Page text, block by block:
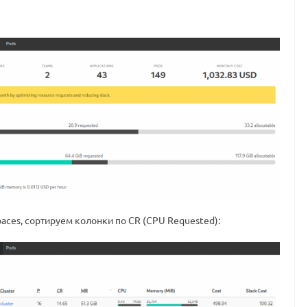
сортируем колонки по CR (CPU Requested):